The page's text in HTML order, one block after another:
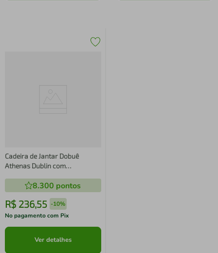
Cadeira de Jantar Dobuê
Athenas Dublin com
Veloplus 8.300 pontos
R$ 236,55 -10%
No pagamento com Pix
Ver detalhes